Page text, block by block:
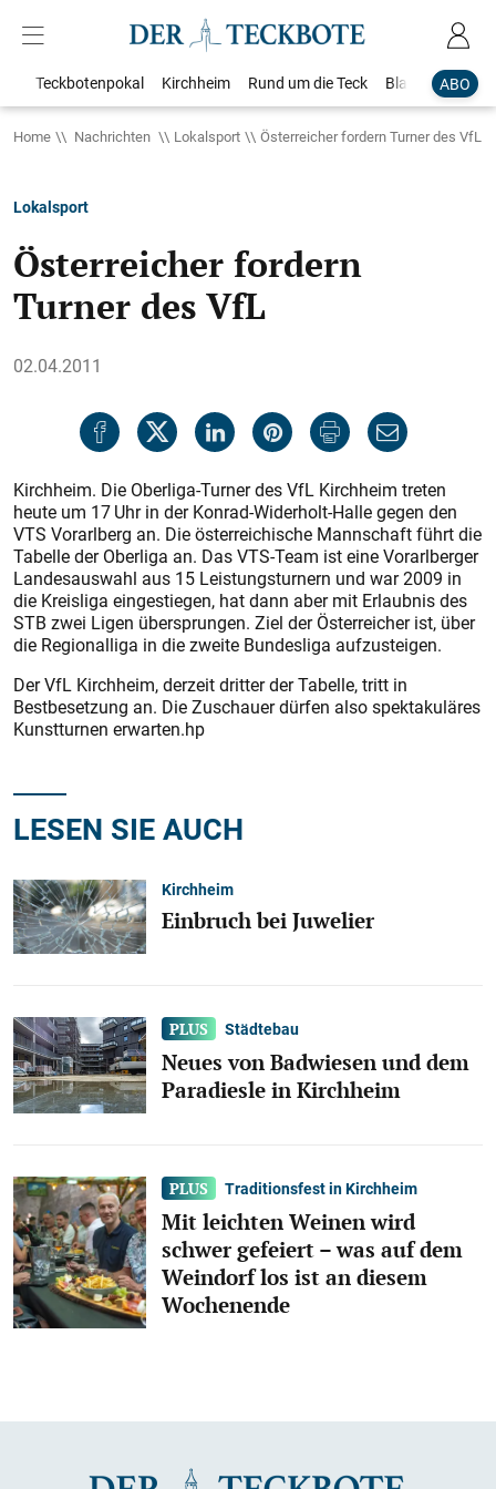
ABO
Teckbotenpokal Kirchheim Rund um die Teck Blaulicht
Home Nachrichten Lokalsport Österreicher fordern Turner des VfL
Lokalsport
Österreicher fordern
Turner des VfL
02.04.2011
Kirchheim. Die Oberliga-Turner des VfL Kirchheim treten
heute um 17 Uhr in der Konrad-Widerholt-Halle gegen den
VTS Vorarlberg an. Die österreichische Mannschaft führt die
Tabelle der Oberliga an. Das VTS-Team ist eine Vorarlberger
Landesauswahl aus 15 Leistungsturnern und war 2009 in
die Kreisliga eingestiegen, hat dann aber mit Erlaubnis des
STB zwei Ligen übersprungen. Ziel der Österreicher ist, über
die Regionalliga in die zweite Bundesliga aufzusteigen.
Der VfL Kirchheim, derzeit dritter der Tabelle, tritt in
Bestbesetzung an. Die Zuschauer dürfen also spektakuläres
Kunstturnen erwarten.hp
LESEN SIE AUCH
Kirchheim
Einbruch bei Juwelier
Städtebau
Neues von Badwiesen und dem
Paradiesle in Kirchheim
Traditionsfest in Kirchheim
Mit leichten Weinen wird
schwer gefeiert – was auf dem
Weindorf los ist an diesem
Wochenende